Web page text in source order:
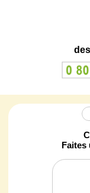
Faites